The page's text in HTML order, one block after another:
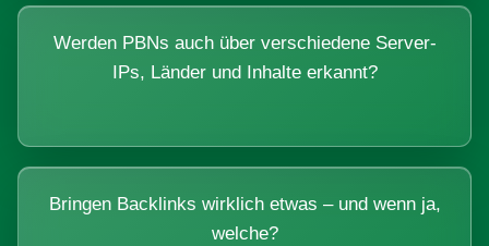
Werden PBNs auch über verschiedene Server-
IPs, Länder und Inhalte erkannt?
Bringen Backlinks wirklich etwas – und wenn ja,
welche?